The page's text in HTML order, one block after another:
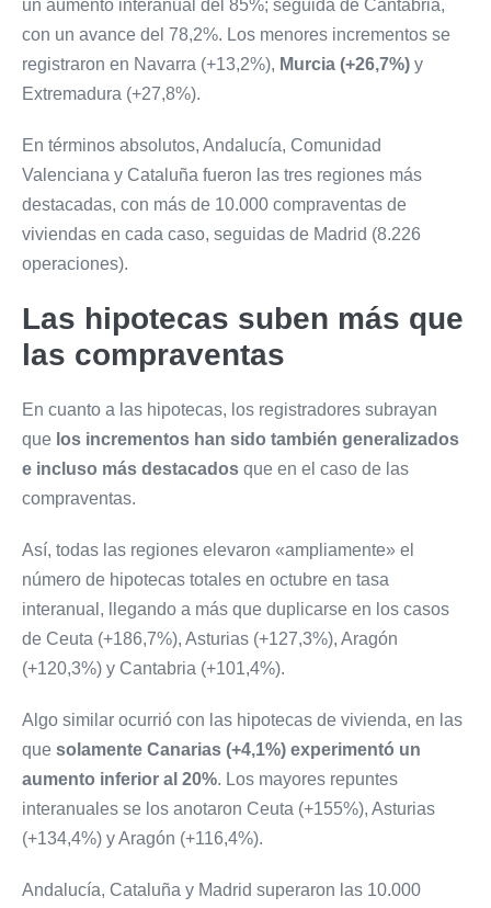
un aumento interanual del 85%; seguida de Cantabria,
con un avance del 78,2%. Los menores incrementos se
registraron en Navarra (+13,2%), Murcia (+26,7%) y
Extremadura (+27,8%).
En términos absolutos, Andalucía, Comunidad
Valenciana y Cataluña fueron las tres regiones más
destacadas, con más de 10.000 compraventas de
viviendas en cada caso, seguidas de Madrid (8.226
operaciones).
Las hipotecas suben más que
las compraventas
En cuanto a las hipotecas, los registradores subrayan
que los incrementos han sido también generalizados
e incluso más destacados que en el caso de las
compraventas.
Así, todas las regiones elevaron «ampliamente» el
número de hipotecas totales en octubre en tasa
interanual, llegando a más que duplicarse en los casos
de Ceuta (+186,7%), Asturias (+127,3%), Aragón
(+120,3%) y Cantabria (+101,4%).
Algo similar ocurrió con las hipotecas de vivienda, en las
que solamente Canarias (+4,1%) experimentó un
aumento inferior al 20%. Los mayores repuntes
interanuales se los anotaron Ceuta (+155%), Asturias
(+134,4%) y Aragón (+116,4%).
Andalucía, Cataluña y Madrid superaron las 10.000